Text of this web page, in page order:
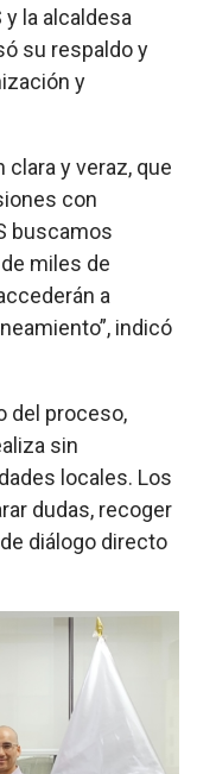
la alcaldesa
su respaldo y
y
y veraz, que
con
buscamos
miles de
a
indicó
del proceso,
sin
locales. Los
dudas, recoger
diálogo directo